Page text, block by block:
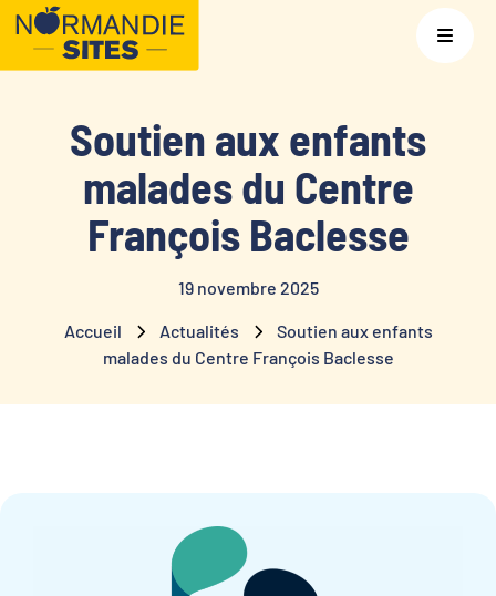
Soutien aux enfants
malades du Centre
François Baclesse
19 novembre 2025
Accueil Actualités
Soutien aux enfants
malades du Centre François Baclesse